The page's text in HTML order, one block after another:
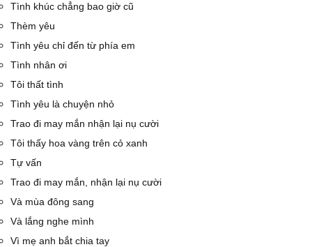
Tình khúc chẳng bao giờ cũ
Thèm yêu
Tình yêu chỉ đến từ phía em
Tình nhân ơi
Tôi thất tình
Tình yêu là chuyện nhỏ
Trao đi may mắn nhận lại nụ cười
Tôi thấy hoa vàng trên cỏ xanh
Tự vấn
Trao đi may mắn, nhận lại nụ cười
Và mùa đông sang
Và lắng nghe mình
Vì mẹ anh bắt chia tay